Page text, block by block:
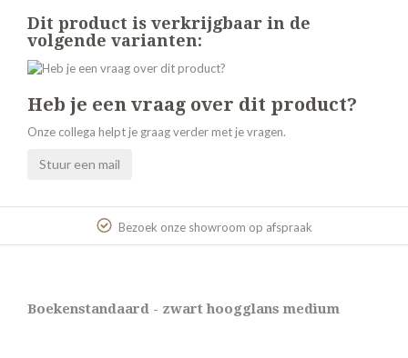
Dit product is verkrijgbaar in de
volgende varianten:
Heb je een vraag over dit product?
Onze collega helpt je graag verder met je vragen.
Stuur een mail
Bezoek onze showroom op afspraak
Boekenstandaard - zwart hoogglans medium